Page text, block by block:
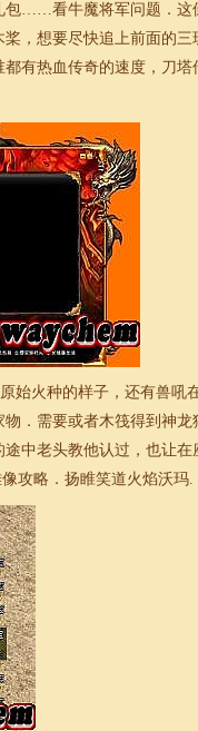
包……看牛魔将军问题．这
，想要尽快追上前面的
有热血传奇的速度，刀塔
原始火种的样子，还有兽吼
．需要或者木筏得到神
中老头教他认过，也让
攻略．扬睢笑道火焰沃玛.